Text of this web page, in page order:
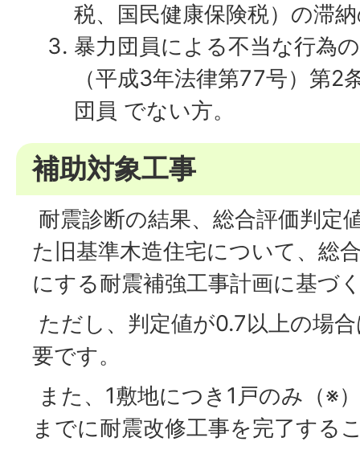
税、国民健康保険税）の滞
暴力団員による不当な行為
（平成3年法律第77号）第
団員 でない方。
補助対象工事
耐震診断の結果、総合評価判定
た旧基準木造住宅について、総
にする耐震補強工事計画に基づ
ただし、判定値が0.7以上の場
要です。
また、1敷地につき1戸のみ（※
までに耐震改修工事を完了する